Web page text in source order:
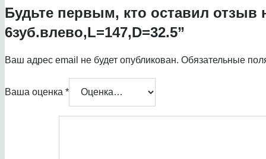
Будьте первым, кто оставил
6зуб.влево,L=147,D=32.5”
Ваш адрес email не будет опубликован. Обязательные
Ваша оценка *